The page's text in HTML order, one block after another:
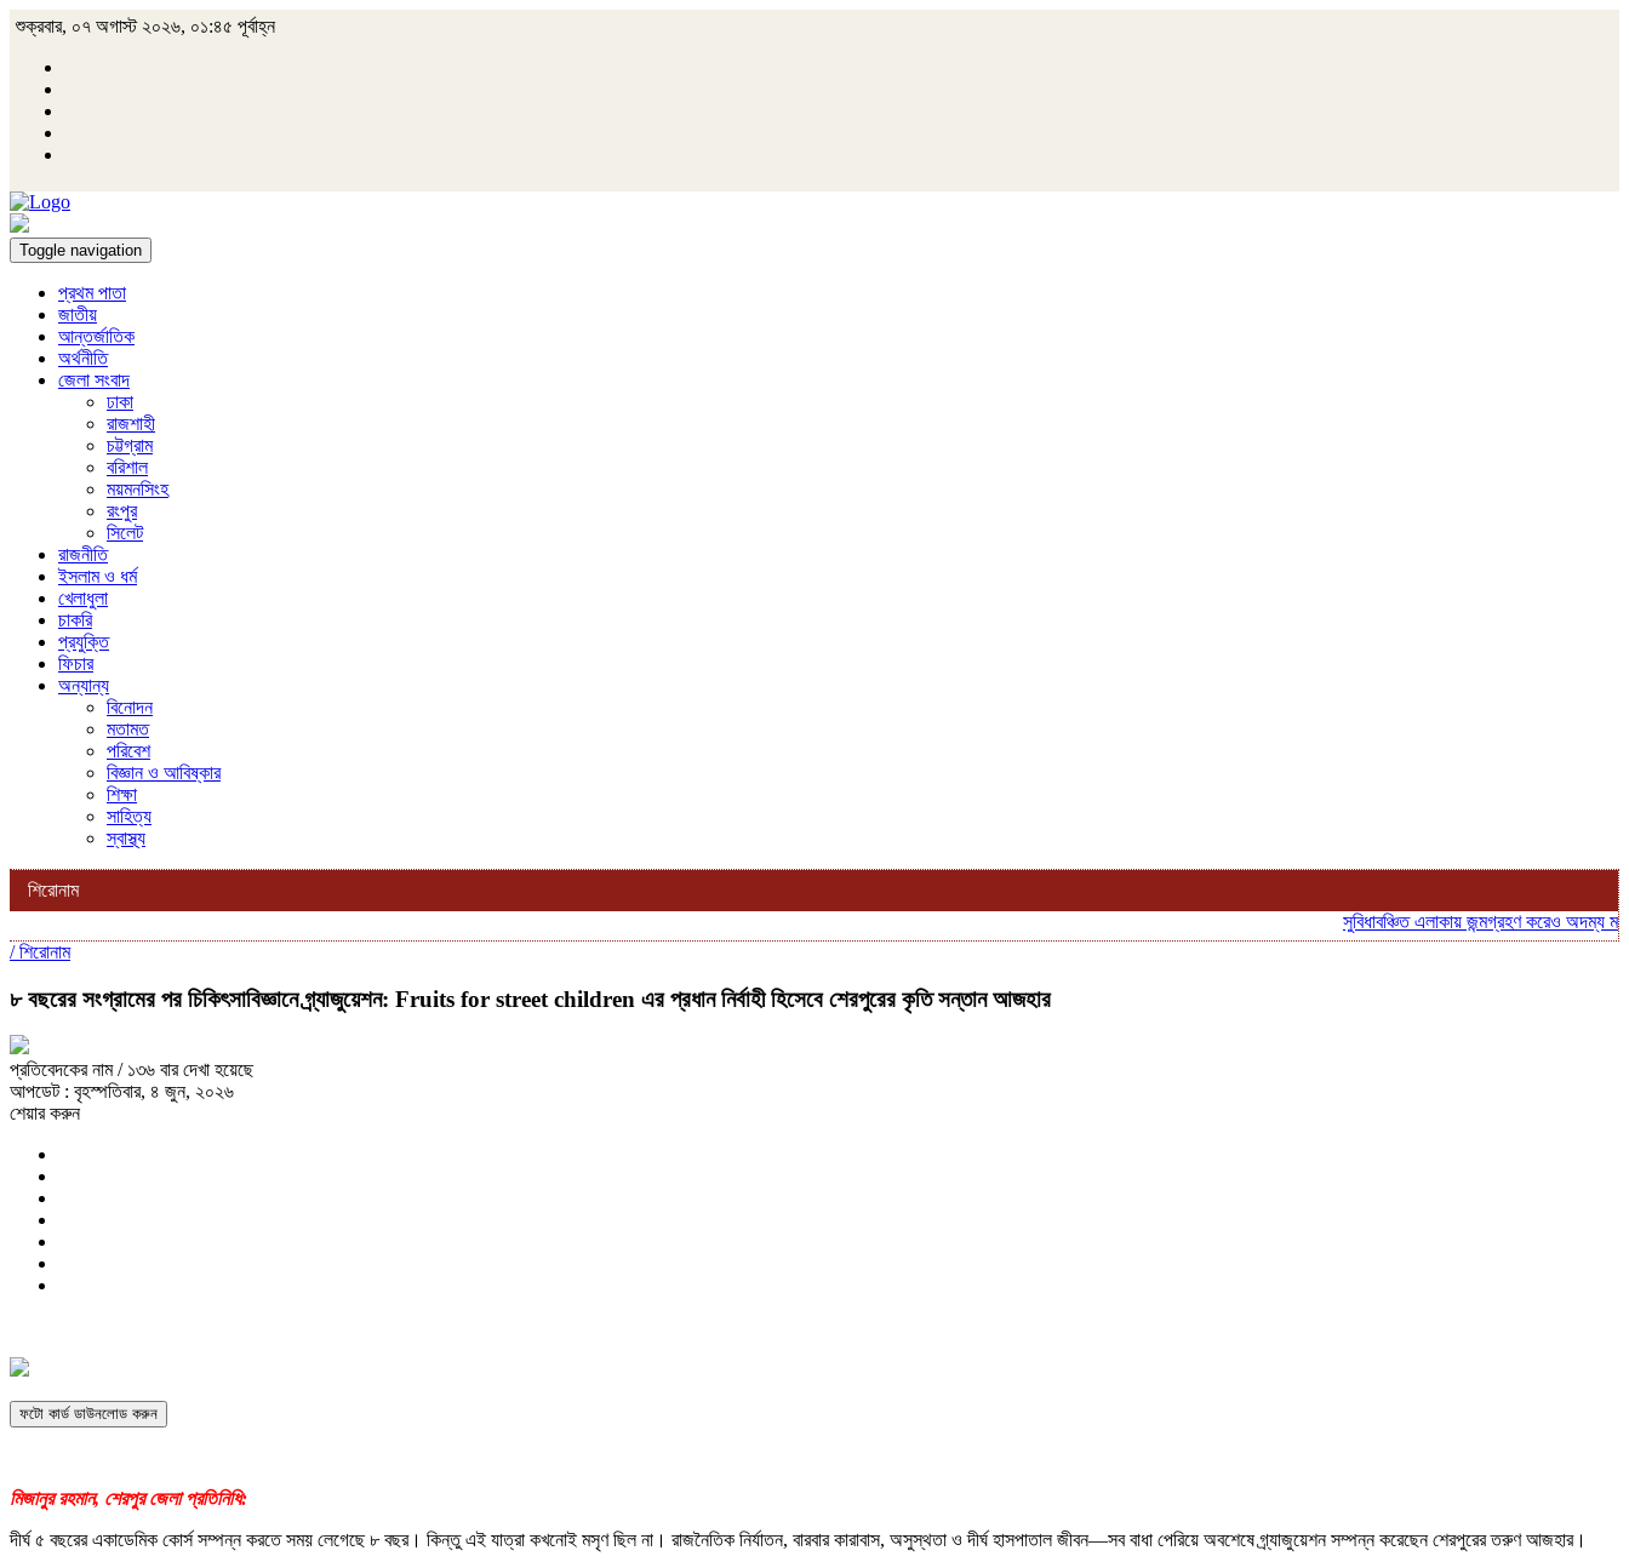
শুক্রবার, ০৭ অগাস্ট ২০২৬, ০১:৪৫ পূর্বাহ্ন
Toggle navigation
প্রথম পাতা
জাতীয়
আন্তর্জাতিক
অর্থনীতি
জেলা সংবাদ
ঢাকা
রাজশাহী
চট্টগ্রাম
বরিশাল
ময়মনসিংহ
রংপুর
সিলেট
রাজনীতি
ইসলাম ও ধর্ম
খেলাধুলা
চাকরি
প্রযুক্তি
ফিচার
অন্যান্য
বিনোদন
মতামত
পরিবেশ
বিজ্ঞান ও আবিষ্কার
শিক্ষা
সাহিত্য
স্বাস্থ্য
শিরোনাম
সুবিধাবঞ্চিত এলাকায় জন্মগ্রহণ করেও অদম্য মনোবল,
/শিরোনাম
৮ বছরের সংগ্রামের পর চিকিৎসাবিজ্ঞানে গ্র্যাজুয়েশন: Fruits for street children এর প্রধান নির্বাহী হিসেবে শেরপুরের কৃতি সন্তান আজহার
প্রতিবেদকের নাম/ ১৩৬ বার দেখা হয়েছে
আপডেট : বৃহস্পতিবার, ৪ জুন, ২০২৬
শেয়ার করুন
ফটো কার্ড ডাউনলোড করুন
মিজানুর রহমান, শেরপুর জেলা প্রতিনিধি:
দীর্ঘ ৫ বছরের একাডেমিক কোর্স সম্পন্ন করতে সময় লেগেছে ৮ বছর। কিন্তু এই যাত্রা কখনোই মসৃণ ছিল না। রাজনৈতিক নির্যাতন, বারবার কারাবাস, অসুস্থতা ও দীর্ঘ হাসপাতাল জীবন—সব বাধা পেরিয়ে অবশেষে গ্র্যাজুয়েশন সম্পন্ন করেছেন শেরপুরের তরুণ আজহার।